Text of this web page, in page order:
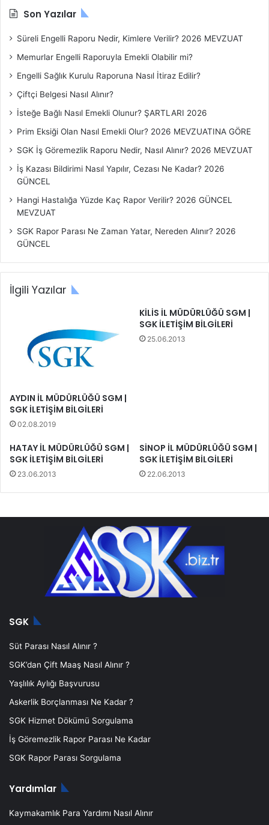
B
ş
ı
k
r
Son Yazılar
Süreli Engelli Raporu Nedir, Kimlere Verilir? 2026 MEVZUAT
Memurlar Engelli Raporuyla Emekli Olabilir mi?
Engelli Sağlık Kurulu Raporuna Nasıl İtiraz Edilir?
Çiftçi Belgesi Nasıl Alınır?
İsteğe Bağlı Nasıl Emekli Olunur? ŞARTLARI 2026
Prim Eksiği Olan Nasıl Emekli Olur? 2026 MEVZUATINA GÖRE
SGK İş Göremezlik Raporu Nedir, Nasıl Alınır? 2026 MEVZUAT
İş Kazası Bildirimi Nasıl Yapılır, Cezası Ne Kadar? 2026
GÜNCEL
Hangi Hastalığa Yüzde Kaç Rapor Verilir? 2026 GÜNCEL
MEVZUAT
SGK Rapor Parası Ne Zaman Yatar, Nereden Alınır? 2026
GÜNCEL
İlgili Yazılar
AYDIN İL MÜDÜRLÜĞÜ SGM |
SGK İLETİŞİM BİLGİLERİ
02.08.2019
KİLİS İL MÜDÜRLÜĞÜ SGM |
SGK İLETİŞİM BİLGİLERİ
25.06.2013
HATAY İL MÜDÜRLÜĞÜ SGM |
SGK İLETİŞİM BİLGİLERİ
23.06.2013
SİNOP İL MÜDÜRLÜĞÜ SGM |
SGK İLETİŞİM BİLGİLERİ
22.06.2013
SGK
Süt Parası Nasıl Alınır ?
SGK’dan Çift Maaş Nasıl Alınır ?
Yaşlılık Aylığı Başvurusu
Askerlik Borçlanması Ne Kadar ?
SGK Hizmet Dökümü Sorgulama
İş Göremezlik Rapor Parası Ne Kadar
SGK Rapor Parası Sorgulama
Yardımlar
Kaymakamlık Para Yardımı Nasıl Alınır